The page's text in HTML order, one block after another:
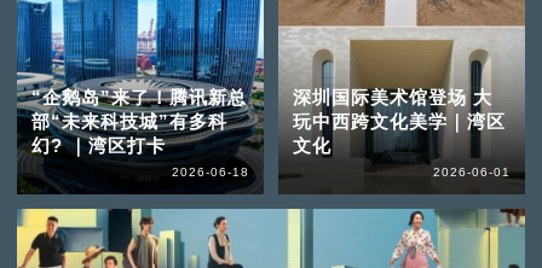
“企鹅岛”来了！腾讯新总
部“未来科技城”有多科
幻? ｜湾区打卡
2026-06-18
深圳国际美术馆登场 大
玩中西跨文化美学｜湾区
文化
2026-06-01